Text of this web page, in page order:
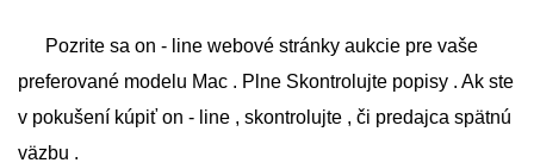
Pozrite sa on - line webové stránky aukcie pre vaše
preferované modelu Mac . Plne Skontrolujte popisy . Ak ste
v pokušení kúpiť on - line , skontrolujte , či predajca spätnú
väzbu .